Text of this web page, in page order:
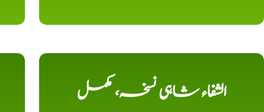
الشفاء شاہی نسخہ، مکمل